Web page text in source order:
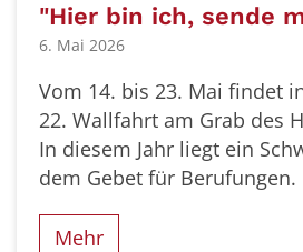
"Hier bin ich, sende
6. Mai 2026
Vom 14. bis 23. Mai findet
22. Wallfahrt am Grab des
In diesem Jahr liegt ein
dem Gebet für Berufungen.
Mehr